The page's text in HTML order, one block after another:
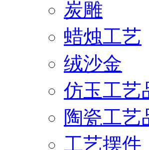
炭雕
蜡烛工艺
绒沙金
仿玉工艺
陶瓷工艺
工艺摆件